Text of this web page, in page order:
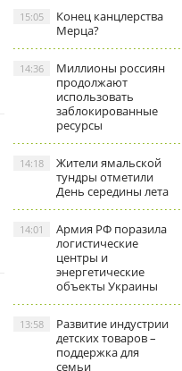
Конец канцлерства
Мерца?
15:05
Миллионы россиян
продолжают
использовать
заблокированные
ресурсы
14:36
Жители ямальской
тундры отметили
День середины лета
14:18
Армия РФ поразила
логистические
центры и
энергетические
объекты Украины
14:01
Развитие индустрии
детских товаров –
поддержка для
семьи
13:58